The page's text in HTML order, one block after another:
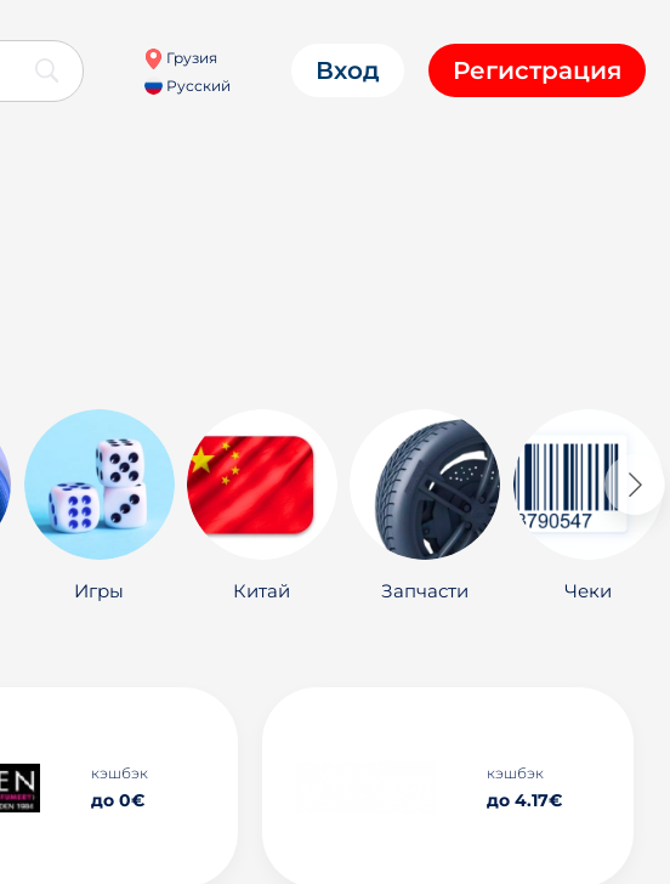
Грузия
Русский
Вход Регистрация
Игры Китай Запчасти Чеки
кэшбэк
до 0€
кэшбэк
до 4.17€